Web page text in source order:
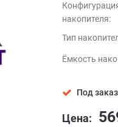
накопителя:
Тип
Ёмкость
Под
Цена: